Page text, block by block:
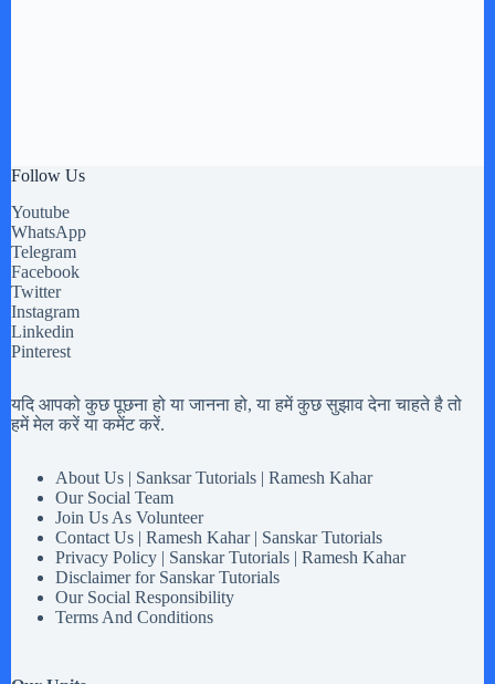
Follow Us
Youtube
WhatsApp
Telegram
Facebook
Twitter
Instagram
Linkedin
Pinterest
यदि आपको कुछ पूछना हो या जानना हो, या हमें कुछ सुझाव देना चाहते है तो
हमें मेल करें या कमेंट करें.
About Us | Sanksar Tutorials | Ramesh Kahar
Our Social Team
Join Us As Volunteer
Contact Us | Ramesh Kahar | Sanskar Tutorials
Privacy Policy | Sanskar Tutorials | Ramesh Kahar
Disclaimer for Sanskar Tutorials
Our Social Responsibility
Terms And Conditions